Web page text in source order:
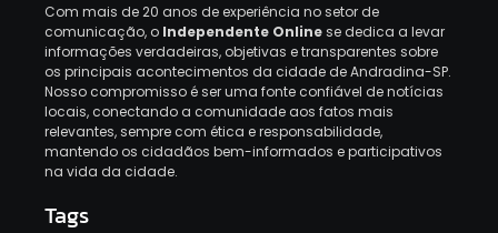
Com mais de 20 anos de experiência no setor de
comunicação, o Independente Onlinese dedica a levar
informações verdadeiras, objetivas e transparentes sobre
os principais acontecimentos da cidade de Andradina-SP.
Nosso compromisso é ser uma fonte confiável de notícias
locais, conectando a comunidade aos fatos mais
relevantes, sempre com ética e responsabilidade,
mantendo os cidadãos bem-informados e participativos
na vida da cidade.
Tags